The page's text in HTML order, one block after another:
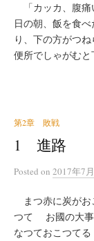
「カッカ、腹
日の朝、飯を食
り、下の方がつ
便所でしゃがむ
第2章 敗戦
1 進路
Posted on 2017年7
まつ赤に炭が
つて お國の大
なつておこつて